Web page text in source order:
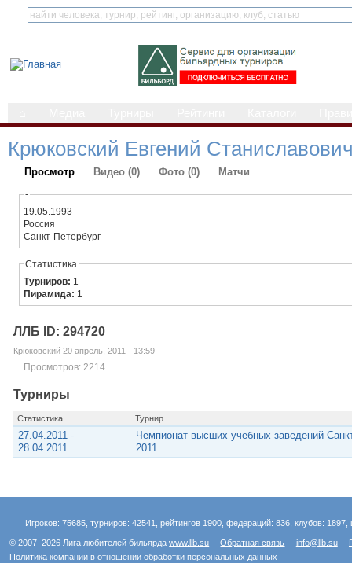
Крюковский Евгений
Просмотр Видео (0) Фото (0) Матчи
-
19.05.1993
Россия
Санкт-Петербург
Статистика
Турниров: 1
Пирамида: 1
ЛЛБ ID: 294720
Крюковский 20 апрель, 2011 - 13:59
Просмотров: 2214
Турниры
Статистика Турнир
27.04.2011 -
28.04.2011
Чемпионат высших учебных заведений
2011
Игроков: 75685, турниров: 42541, рейтингов 1900, федераций: 836, клубов:
© 2007–2026 Лига любителей бильярдаwww.llb.su Обратная связь info@llb.su
Политика компании в отношении обработки персональных данных